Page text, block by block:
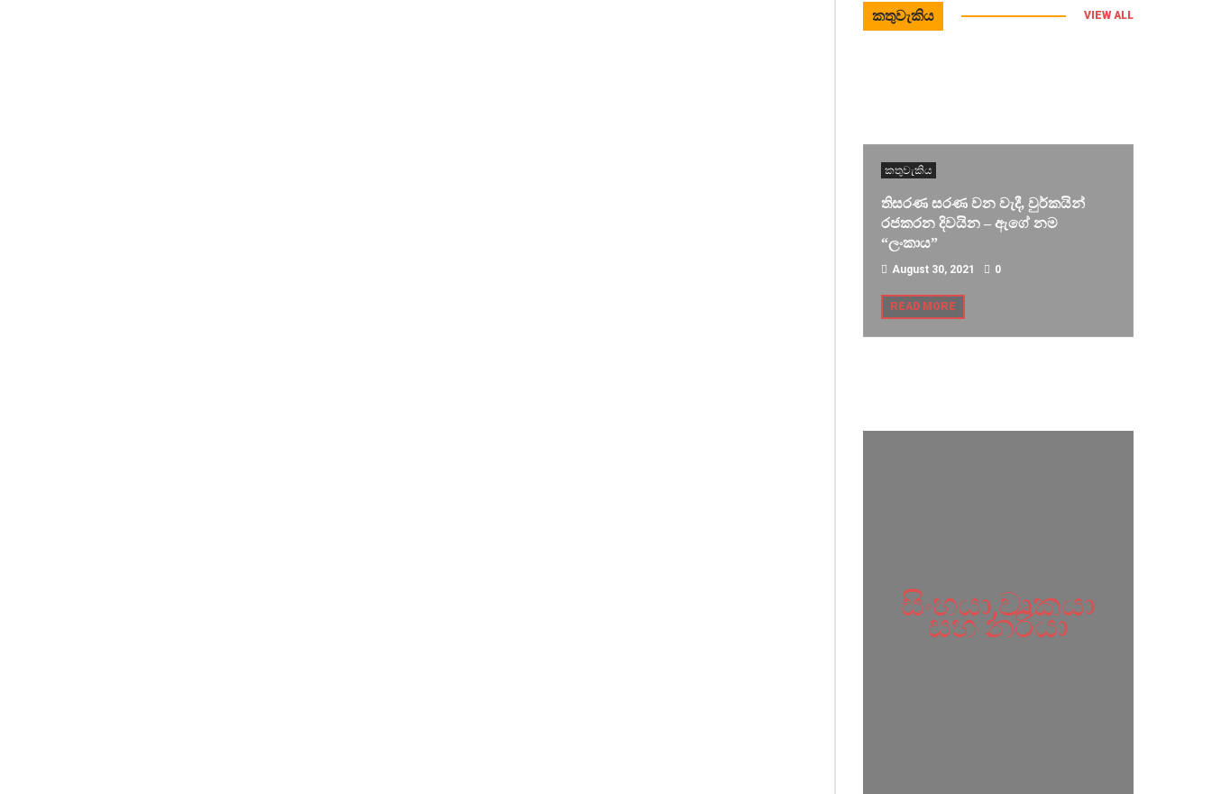
කතුවැකිය VIEW ALL
කතුවැකිය
තිසරණ සරණ වන වැදී, වුර්කයින්
රජකරන දිවයින – ඇගේ නම
“ලංකාය”
August 30, 2021 0
READ MORE
සිංහයා,වෘකයා
සහ නරියා